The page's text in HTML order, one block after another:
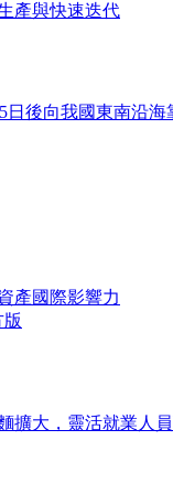
產與快速迭代
日後向我國東南沿海
產國際影響力
擴大，靈活就業人